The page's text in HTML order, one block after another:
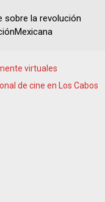
sobre la revolución
virtuales
de cine en Los Cabos